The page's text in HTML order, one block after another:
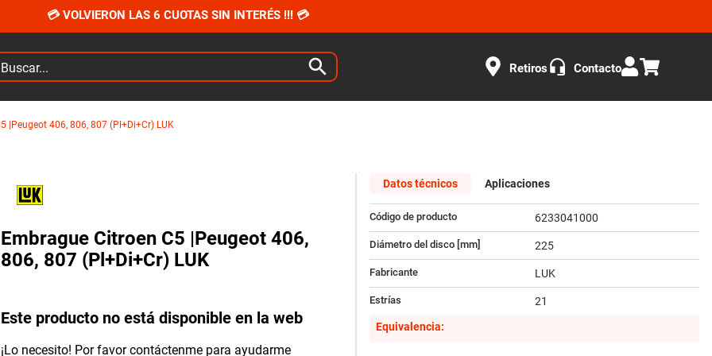
💳 VOLVIERON LAS 6 CUOTAS SIN INTERÉS !!! 💳
Retiros Contacto
|Peugeot 406, 806, 807 (Pl+Di+Cr) LUK
Embrague Citroen C5 |Peugeot 406,
806, 807 (Pl+Di+Cr) LUK
Este producto no está disponible en la web
¡Lo necesito! Por favor contáctenme para ayudarme
Datos técnicos Aplicaciones
Código de producto 6233041000
Diámetro del disco [mm] 225
Fabricante LUK
Estrías
21
Equivalencia: